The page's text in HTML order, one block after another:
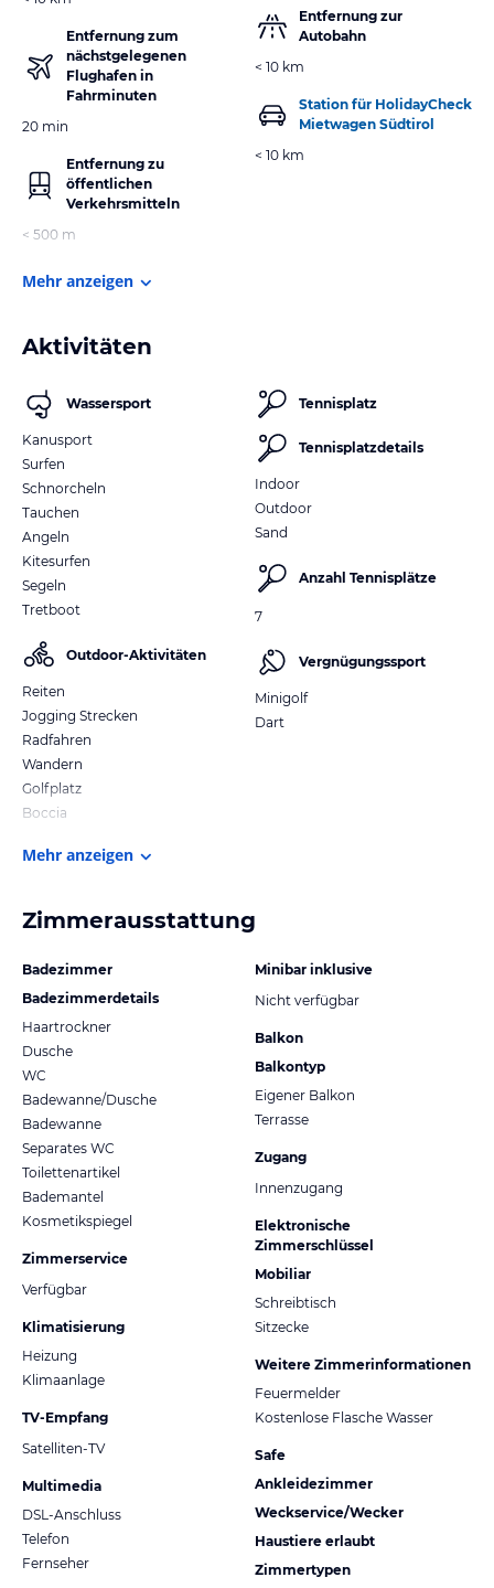
Entfernung zum
nächstgelegenen
Flughafen in
Fahrminuten
20 min
Entfernung zu
öffentlichen
Verkehrsmitteln
< 500 m
Entfernung zur
Autobahn
< 10 km
Station für HolidayCheck
Mietwagen Südtirol
< 10 km
Mehr anzeigen
Aktivitäten
Wassersport
Kanusport
Surfen
Schnorcheln
Tauchen
Angeln
Kitesurfen
Segeln
Tretboot
Outdoor-Aktivitäten
Reiten
Jogging Strecken
Radfahren
Wandern
Golfplatz
Boccia
Tennisplatz
Tennisplatzdetails
Indoor
Outdoor
Sand
Anzahl Tennisplätze
7
Vergnügungssport
Minigolf
Dart
Mehr anzeigen
Zimmerausstattung
Badezimmer
Badezimmerdetails
Haartrockner
Dusche
WC
Badewanne/Dusche
Badewanne
Separates WC
Toilettenartikel
Bademantel
Kosmetikspiegel
Zimmerservice
Verfügbar
Klimatisierung
Heizung
Klimaanlage
TV-Empfang
Satelliten-TV
Multimedia
DSL-Anschluss
Telefon
Fernseher
Minibar inklusive
Nicht verfügbar
Balkon
Balkontyp
Eigener Balkon
Terrasse
Zugang
Innenzugang
Elektronische
Zimmerschlüssel
Mobiliar
Schreibtisch
Sitzecke
Weitere Zimmerinformationen
Feuermelder
Kostenlose Flasche Wasser
Safe
Ankleidezimmer
Weckservice/Wecker
Haustiere erlaubt
Zimmertypen